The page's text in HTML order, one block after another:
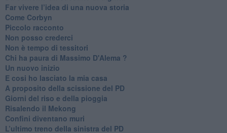
Far vivere l’idea di una nuova storia
Come Corbyn
Piccolo racconto
Non posso crederci
Non è tempo di tessitori
Chi ha paura di Massimo D'Alema ?
Un nuovo inizio
​E cosi ho lasciato la mia casa
A proposito della scissione del PD
​Giorni del riso e della pioggia
Risalendo il Mekong
Confini diventano muri
L’ultimo treno della sinistra del PD